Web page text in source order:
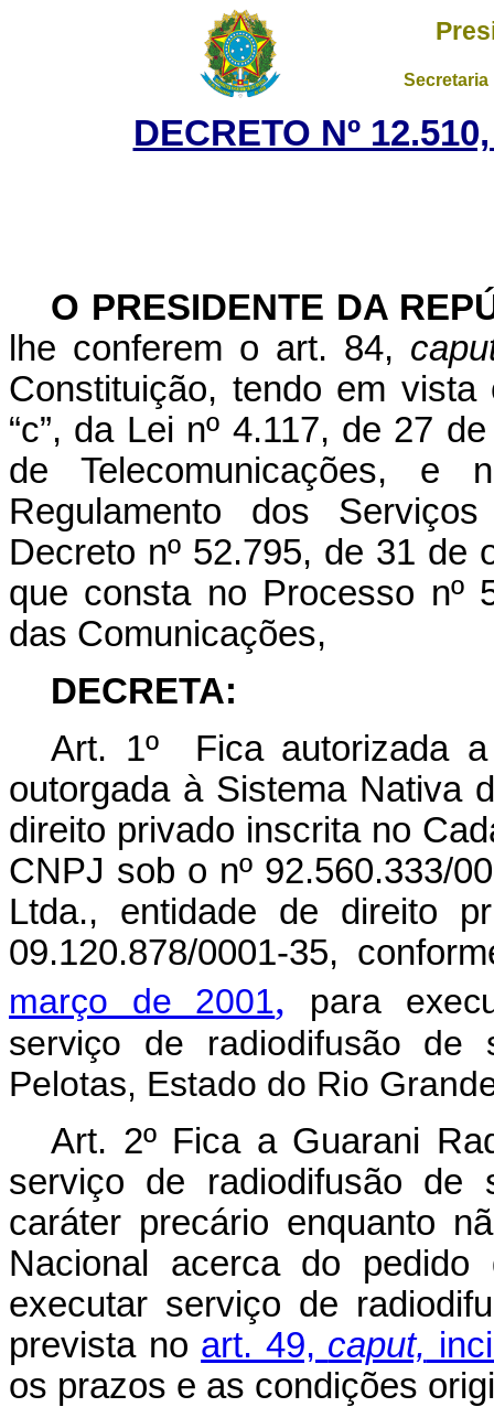
DECRETO Nº
O PRESIDENTE DA
lhe conferem o art. 84,
Constituição, tendo em
“c”, da Lei nº 4.117, de 27
de Telecomunicações,
Regulamento dos
Decreto nº 52.795, de 31 de
que consta no Processo nº
das Comunicações,
DECRETA:
Art. 1º Fica autorizada a
outorgada à Sistema Nativa
direito privado inscrita no
CNPJ sob o nº 92.560.333/
Ltda., entidade de direito
09.120.878/0001-35,
março de 2001, para
serviço de radiodifusão
Pelotas, Estado do Rio
Art. 2º Fica a Guarani
serviço de radiodifusão de
caráter precário enquanto
Nacional acerca do
executar serviço de
prevista no art. 49, caput,
os prazos e as condições